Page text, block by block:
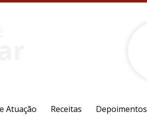
Atuação Receitas Depoimentos